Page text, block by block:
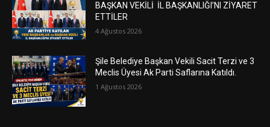
BAŞKAN VEKİLİ İL BAŞKANLIĞI’NI ZİYARET
ETTİLER
4 Ağustos 2026
Şile Belediye Başkan Vekili Sacit Terzi ve 3
Meclis Üyesi Ak Parti Saflarına Katıldı.
1 Ağustos 2026